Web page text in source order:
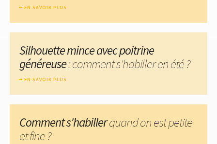
EN SAVOIR PLUS
Silhouette mince avec poitrine
généreuse: comment s'habiller en été ?
EN SAVOIR PLUS
Comment s'habillerquand on est petite
et fine ?